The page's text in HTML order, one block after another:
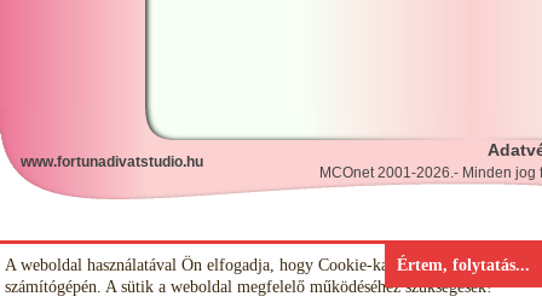
A weboldal használatával Ön elfogadja, hogy Cookie-kat (sütiket) tároljunk
számítógépén. A sütik a weboldal megfelelő működéséhez szükségesek!
Értem, folytatás...
www.fortunadivatstudio.hu
MCOnet 2001-2026.- Minden
why
not